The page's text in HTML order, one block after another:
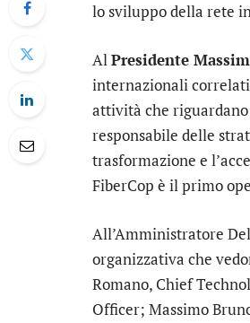
lo sviluppo della rete
AlPresidente
internazionali
attività che riguardano
responsabile delle
trasformazione e
FiberCop è il primo
All’Amministratore
organizzativa che
Romano, Chief
Officer; Massimo